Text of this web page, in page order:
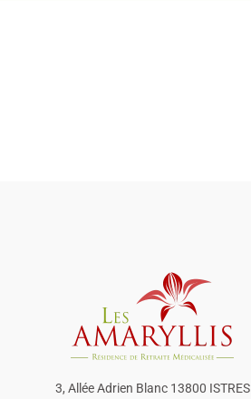
3, Allée Adrien Blanc 13800 ISTRES